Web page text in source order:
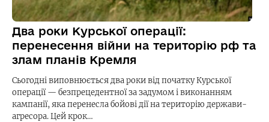
Два роки Курської операції:
перенесення війни на територію рф та
злам планів Кремля
Сьогодні виповнюється два роки від початку Курської
операції — безпрецедентної за задумом і виконанням
кампанії, яка перенесла бойові дії на територію держави-
агресора. Цей крок…